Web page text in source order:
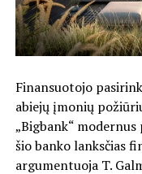
Finansuotojo
abiejų įmonių
„Bigbank“
šio banko lanksčias
argumentuoja T.